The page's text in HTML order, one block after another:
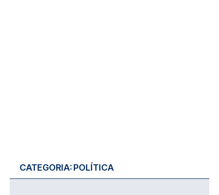
CATEGORIA:POLÍTICA